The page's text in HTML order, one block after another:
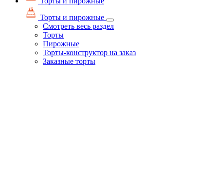
Торты и пирожные
Смотреть весь раздел
Торты
Пирожные
Торты-конструктор на заказ
Заказные торты